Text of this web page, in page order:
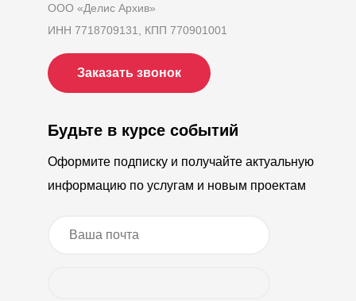
ООО «Делис Архив»
ИНН 7718709131, КПП 770901001
Заказать звонок
Будьте в курсе событий
Оформите подписку и получайте актуальную
информацию по услугам и новым проектам